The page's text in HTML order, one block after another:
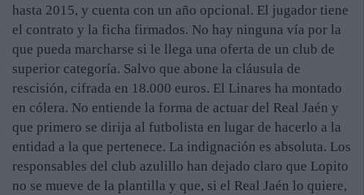
hasta 2015, y cuenta con un año opcional. El jugador tiene
el contrato y la ficha firmados. No hay ninguna vía por la
que pueda marcharse si le llega una oferta de un club de
superior categoría. Salvo que abone la cláusula de
rescisión, cifrada en 18.000 euros. El Linares ha montado
en cólera. No entiende la forma de actuar del Real Jaén y
que primero se dirija al futbolista en lugar de hacerlo a la
entidad a la que pertenece. La indignación es absoluta. Los
responsables del club azulillo han dejado claro que Lopito
no se mueve de la plantilla y que, si el Real Jaén lo quiere,